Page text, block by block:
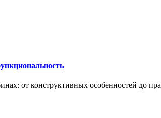
от конструктивных особенностей до